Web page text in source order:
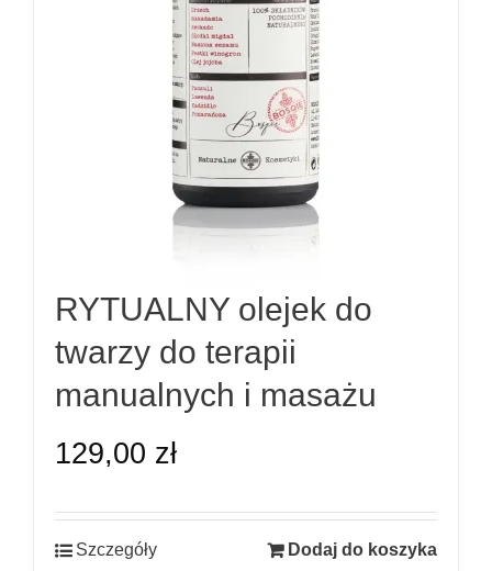
RYTUALNY olejek do
twarzy do terapii
manualnych i masażu
129,00 zł
Dodaj do koszyka
Szczegóły